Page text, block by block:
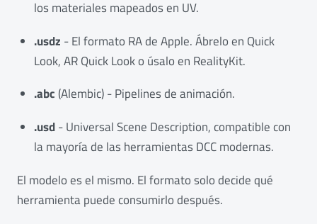
los materiales mapeados en UV.
.usdz - El formato RA de Apple. Ábrelo en Quick
Look, AR Quick Look o úsalo en RealityKit.
.abc (Alembic) - Pipelines de animación.
.usd- Universal Scene Description, compatible con
la mayoría de las herramientas DCC modernas.
El modelo es el mismo. El formato solo decide qué
herramienta puede consumirlo después.